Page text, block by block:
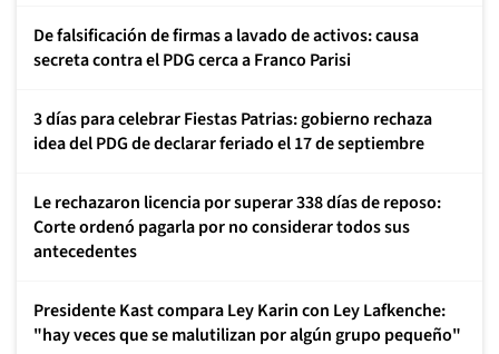
De falsificación de firmas a lavado de activos: causa
secreta contra el PDG cerca a Franco Parisi
3 días para celebrar Fiestas Patrias: gobierno rechaza
idea del PDG de declarar feriado el 17 de septiembre
Le rechazaron licencia por superar 338 días de reposo:
Corte ordenó pagarla por no considerar todos sus
antecedentes
Presidente Kast compara Ley Karin con Ley Lafkenche:
"hay veces que se malutilizan por algún grupo pequeño"